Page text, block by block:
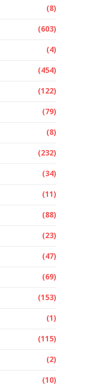
(8)
(603)
(4)
(454)
(122)
(79)
(8)
(232)
(34)
(11)
(88)
(23)
(47)
(69)
(153)
(1)
(115)
(2)
(10)